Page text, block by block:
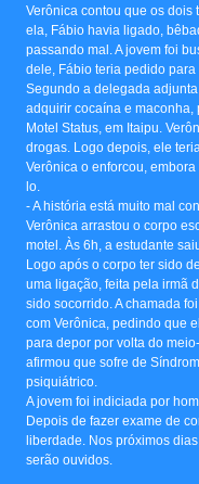
Verônica contou que os
ela, Fábio havia ligado,
passando mal. A jovem foi
dele, Fábio teria pedido
Segundo a delegada
adquirir cocaína e maconha,
Motel Status, em Itaipu.
drogas. Logo depois, ele
Verônica o enforcou,
lo.
- A história está muito mal
Verônica arrastou o corpo
motel. Às 6h, a estudante
Logo após o corpo ter sido
uma ligação, feita pela irmã
sido socorrido. A chamada
com Verônica, pedindo que
para depor por volta do
afirmou que sofre de
psiquiátrico.
A jovem foi indiciada por
Depois de fazer exame de
liberdade. Nos próximos
serão ouvidos.